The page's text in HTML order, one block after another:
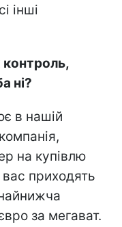
інші
контроль,
ні?
в нашій
на купівлю
вас приходять
за мегават.